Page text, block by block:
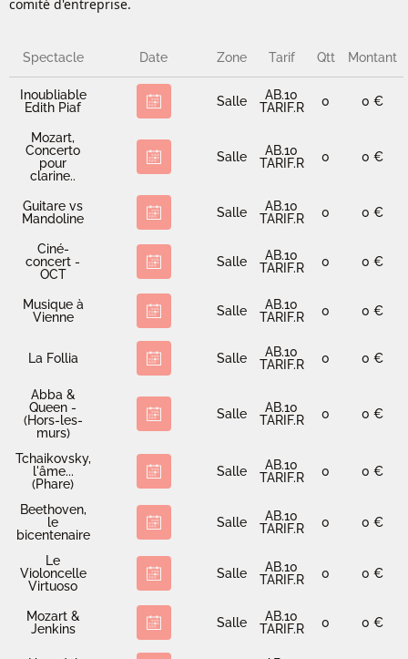
comité d'entreprise.
Spectacle Date Zone Tarif Qtt Montant
Inoubliable
Edith Piaf
Salle
AB.10
TARIF.R
0 0 €
Mozart,
Concerto
pour
clarine..
Salle
AB.10
TARIF.R
0 0 €
Guitare vs
Mandoline
Salle
AB.10
TARIF.R
0 0 €
Ciné-
concert -
OCT
Salle
AB.10
TARIF.R
0 0 €
Musique à
Vienne
Salle
AB.10
TARIF.R
0 0 €
La Follia Salle
AB.10
TARIF.R
0 0 €
Abba &
Queen -
(Hors-les-
murs)
Salle
AB.10
TARIF.R
0 0 €
Tchaikovsky,
l'âme...
(Phare)
Salle
AB.10
TARIF.R
0 0 €
Beethoven,
le
bicentenaire
Salle
AB.10
TARIF.R
0 0 €
Le
Violoncelle
Virtuoso
Salle
AB.10
TARIF.R
0 0 €
Mozart &
Jenkins
Salle
AB.10
TARIF.R
0 0 €